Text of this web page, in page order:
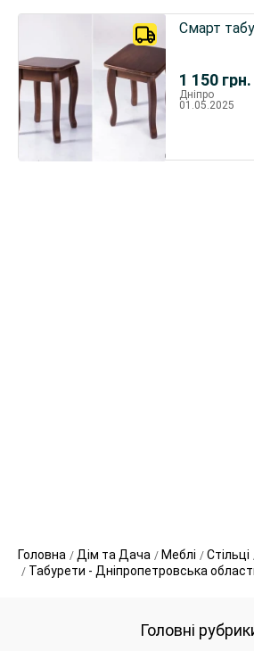
1 150 грн.
Смарт
Дніпро
01.05.2025
Головна Дім та Дача Меблі Стільці
Табурети - Дніпропетровська
Головні